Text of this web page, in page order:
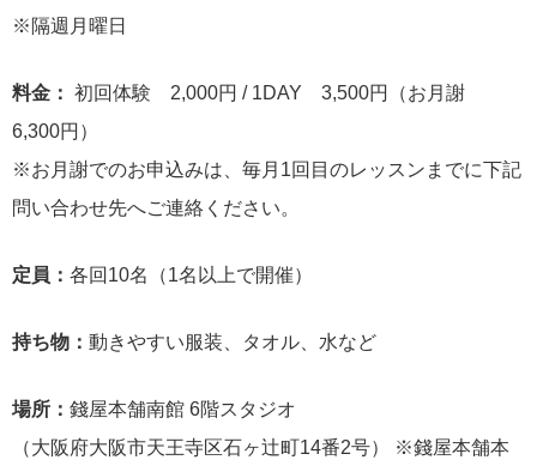
※隔週月曜日
料金： 初回体験 2,000円 / 1DAY 3,500円（お月謝
6,300円）
※お月謝でのお申込みは、毎月1回目のレッスンまでに下記
問い合わせ先へご連絡ください。
定員： 各回10名（1名以上で開催）
持ち物： 動きやすい服装、タオル、水など
場所： 錢屋本舗南館 6階スタジオ
（大阪府大阪市天王寺区石ヶ辻町14番2号） ※錢屋本舗本